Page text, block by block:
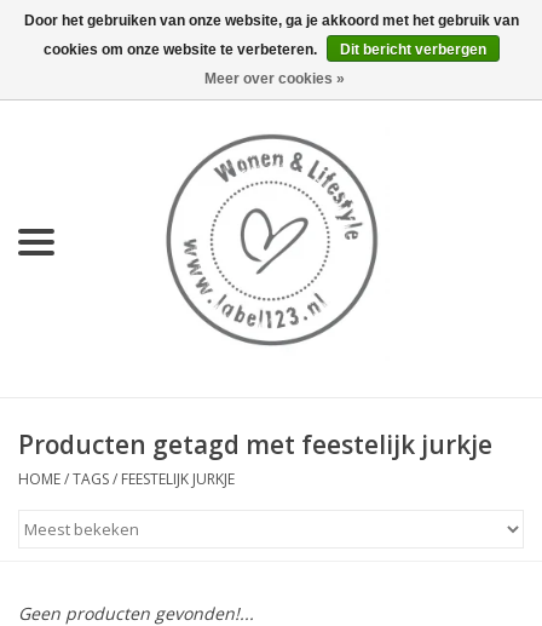
0 Artikelen - €0,00
KEUKEN
LIFESTYLE
MEUBELS
Producten getagd met feestelijk jurkje
HOME/TAGS/ FEESTELIJK JURKJE
Geen producten gevonden!...
Door het gebruiken van onze website, ga je akkoord met het gebruik van
cookies om onze website te verbeteren.
Dit bericht verbergen
Meer over cookies »